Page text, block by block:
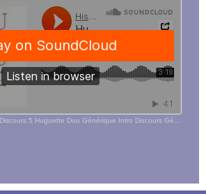
Discours 5 Huguette Duo Générique Intro Discours Générique